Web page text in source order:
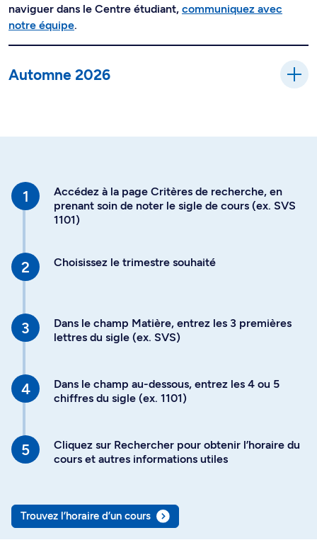
naviguer dans le Centre étudiant, communiquez avec
notre équipe.
Automne 2026
Accédez à la page Critères de recherche, en
prenant soin de noter le sigle de cours (ex. SVS
1101)
Choisissez le trimestre souhaité
Dans le champ Matière, entrez les 3 premières
lettres du sigle (ex. SVS)
Dans le champ au-dessous, entrez les 4 ou 5
chiffres du sigle (ex. 1101)
Cliquez sur Rechercher pour obtenir l’horaire du
cours et autres informations utiles
Trouvez l’horaire d’un cours